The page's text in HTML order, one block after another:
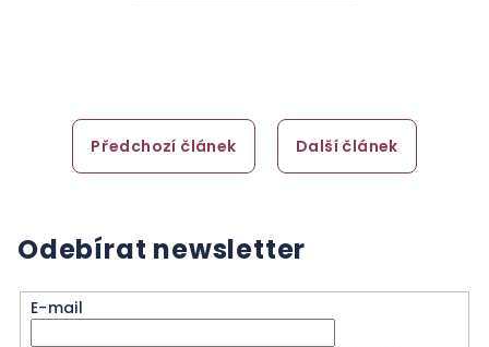
Předchozí článek Další článek
Odebírat newsletter
E-mail